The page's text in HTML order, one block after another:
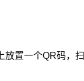
放置一个QR码，扫